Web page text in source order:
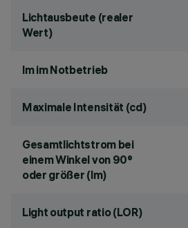
Lichtausbeute (realer
Wert)
lm im Notbetrieb
Maximale Intensität (cd)
Gesamtlichtstrom bei
einem Winkel von 90°
oder größer (lm)
Light output ratio (LOR)